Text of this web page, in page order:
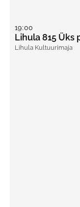
19:00
Lihula 815 Üks
Lihula Kultuurimaja